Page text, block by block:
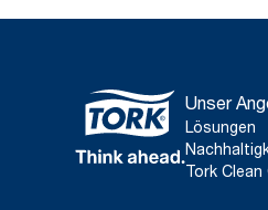
Unser
Lösungen
Tork Clean